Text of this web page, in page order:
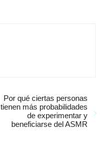
Por qué ciertas personas
tienen más probabilidades
de experimentar y
beneficiarse del ASMR